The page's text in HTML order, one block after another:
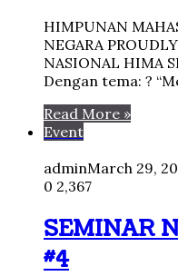
HIMPUNAN
NEGARA
NASIONAL HIMA
Dengan tema: ?
Read More »
Event
adminMarch 29,
0 2,367
SEMINAR
#4